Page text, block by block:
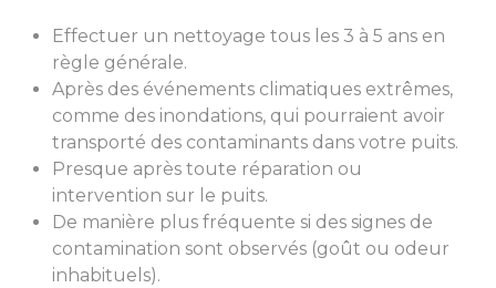
Effectuer un nettoyage tous les 3 à 5 ans en
règle générale.
Après des événements climatiques extrêmes,
comme des inondations, qui pourraient avoir
transporté des contaminants dans votre puits.
Presque après toute réparation ou
intervention sur le puits.
De manière plus fréquente si des signes de
contamination sont observés (goût ou odeur
inhabituels).